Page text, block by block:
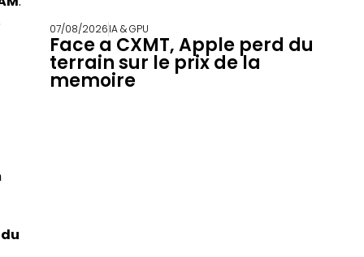
07/08/2026IA & GPU
Face a CXMT, Apple perd du
terrain sur le prix de la
memoire